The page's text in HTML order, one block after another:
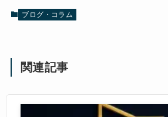
ブログ・コラム
関連記事